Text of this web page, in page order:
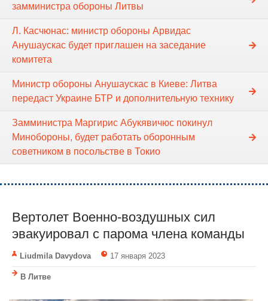
замминистра обороны Литвы
Л. Касчюнас: министр обороны Арвидас
Анушаускас будет приглашен на заседание
комитета
Министр обороны Анушаускас в Киеве: Литва
передаст Украине БТР и дополнительную технику
Замминистра Маргирис Абукявичюс покинул
Минобороны, будет работать оборонным
советником в посольстве в Токио
Вертолет Военно-воздушных сил
эвакуировал с парома члена команды
Liudmila Davydova 17 января 2023
В Литве